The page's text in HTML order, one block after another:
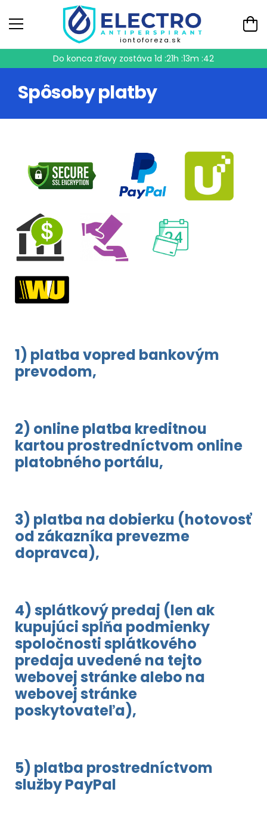
iontoforeza.sk
Do konca zľavy zostáva1d :21h :13m :41
Spôsoby platby
1) platba vopred bankovým
prevodom,
2) online platba kreditnou
kartou prostredníctvom online
platobného portálu,
3) platba na dobierku (hotovosť
od zákazníka prevezme
dopravca),
4) splátkový predaj (len ak
kupujúci spĺňa podmienky
spoločnosti splátkového
predaja uvedené na tejto
webovej stránke alebo na
webovej stránke
poskytovateľa),
5) platba prostredníctvom
služby PayPal